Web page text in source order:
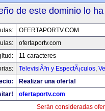
de este dominio lo
OFERTAPORTV.COM
ofertaportv.com
11 caracteres
TelevisiÃ³n y EspectÃ¡culos,
Realizar una oferta!
ofertaportv.com
Serán consideradas